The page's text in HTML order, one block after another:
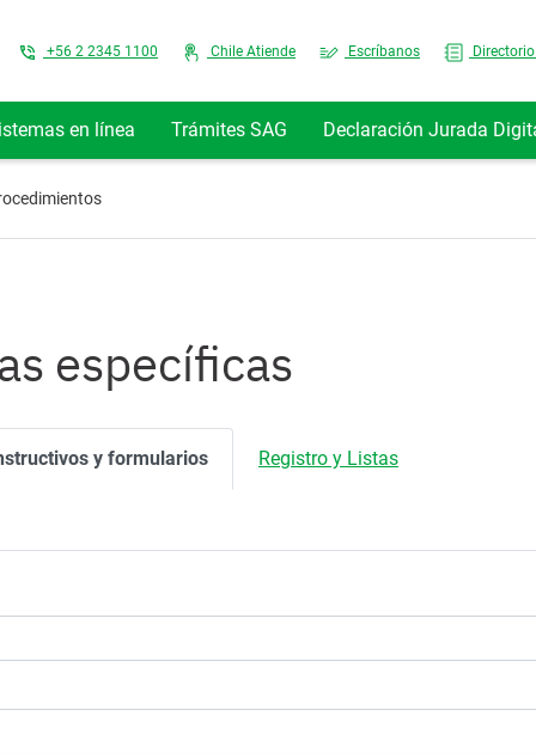
Top Menu
+56 2 2345 1100 Chile Atiende Escríbanos
en línea Trámites SAG Declaración Jurada
específicas
y formularios Registro y Listas